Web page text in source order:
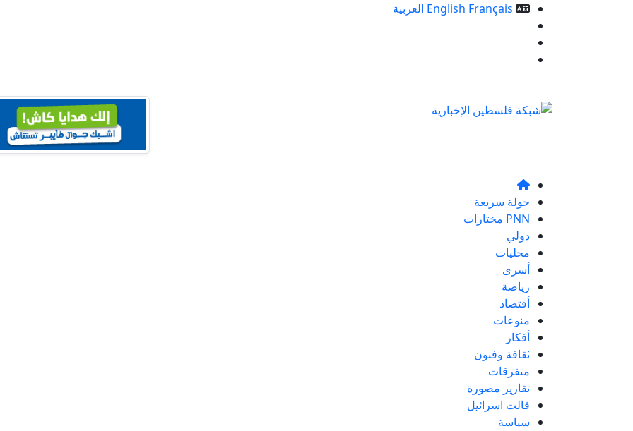
English Français
العربية
جولة سريعة
PNN مختارات
دولي
محليات
أسرى
رياضة
أقتصاد
منوعات
أفكار
ثقافة وفنون
متفرقات
تقارير مصورة
قالت اسرائيل
سياسة